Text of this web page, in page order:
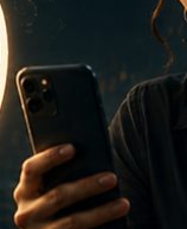
Anderson Timm
22 de jul.
M&A
Veritas alcança
mercado de